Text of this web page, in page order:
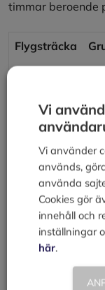
timmar beroende
Flygsträcka
Högst 1500
Mer än
1500 km
inom EU
samt 1500-
3500 km
utanför EU
Vi
Vi använder
används,
använda
Cookies gör
innehåll och
inställningar
här.